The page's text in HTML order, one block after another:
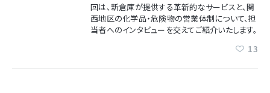
回は、新倉庫が提供する革新的なサービスと、関
西地区の化学品・危険物の営業体制について、担
当者へのインタビューを交えてご紹介いたします。
13